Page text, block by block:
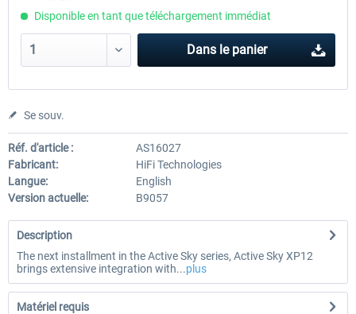
Disponible en tant que téléchargement immédiat
Dans le panier
Se souv.
Réf. d'article :
AS16027
Fabricant:
HiFi Technologies
Langue:
English
Version actuelle:
B9057
Description
The next installment in the Active Sky series, Active Sky XP12
brings extensive integration with...plus
Matériel requis